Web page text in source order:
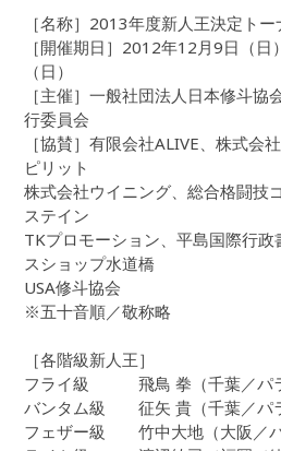
［名称］2013年度新人王決定トー
［開催期日］2012年12月9日（
（日）
［主催］一般社団法人日本修斗協
行委員会
［協賛］有限会社ALIVE、株式会
ピリット
株式会社ウイニング、総合格闘技
ステイン
TKプロモーション、平島国際行
スショップ水道橋
USA修斗協会
※五十音順／敬称略
［各階級新人王］
フライ級 飛鳥 拳（千葉／パラ
バンタム級 征矢 貴（千葉／パラ
フェザー級 竹中大地（大阪／パ